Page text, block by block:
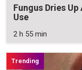
Fungus Dries
Use
2 h 55 min